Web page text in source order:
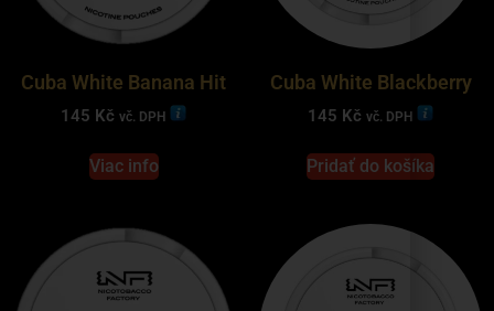
Cuba White Banana Hit
145 Kč vč. DPH
Viac info
Cuba White Blackberry
145 Kč vč. DPH
Pridať do košíka